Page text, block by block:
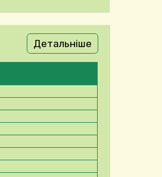
Детальніше